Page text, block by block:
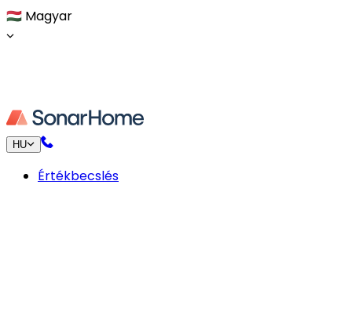
🇭🇺 Magyar
HU
Értékbecslés